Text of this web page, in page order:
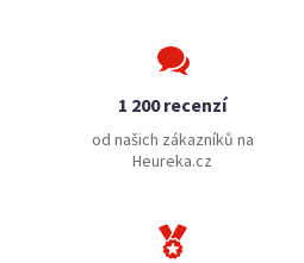
1 200 recenzí
od našich zákazníků na
Heureka.cz